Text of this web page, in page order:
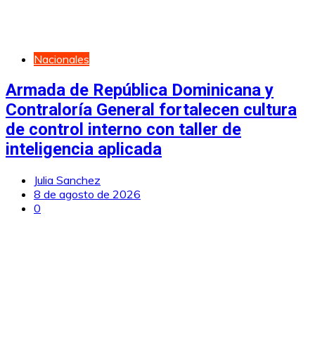
Nacionales
Armada de República Dominicana y
Contraloría General fortalecen cultura
de control interno con taller de
inteligencia aplicada
Julia Sanchez
8 de agosto de 2026
0